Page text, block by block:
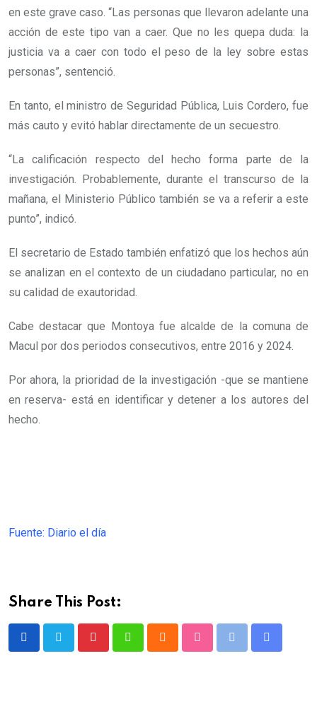
en este grave caso. “Las personas que llevaron adelante una
acción de este tipo van a caer. Que no les quepa duda: la
justicia va a caer con todo el peso de la ley sobre estas
personas”, sentenció.
En tanto, el ministro de Seguridad Pública, Luis Cordero, fue
más cauto y evitó hablar directamente de un secuestro.
“La calificación respecto del hecho forma parte de la
investigación. Probablemente, durante el transcurso de la
mañana, el Ministerio Público también se va a referir a este
punto”, indicó.
El secretario de Estado también enfatizó que los hechos aún
se analizan en el contexto de un ciudadano particular, no en
su calidad de exautoridad.
Cabe destacar que Montoya fue alcalde de la comuna de
Macul por dos periodos consecutivos, entre 2016 y 2024.
Por ahora, la prioridad de la investigación -que se mantiene
en reserva- está en identificar y detener a los autores del
hecho.
Fuente: Diario el día
Share This Post: